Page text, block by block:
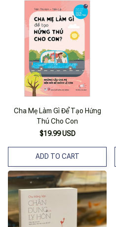
Cha Mẹ Làm Gì Để Tạo Hứng
Thú Cho Con
$19.99 USD
ADD TO CART